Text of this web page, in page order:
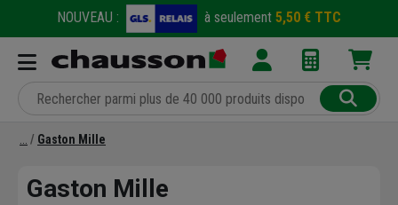
NOUVEAU : à seulement 5,50 € TTC
Gaston Mille
Gaston Mille